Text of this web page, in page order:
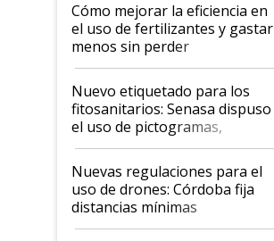
Cómo mejorar la eficiencia en
el uso de fertilizantes y gastar
menos sin perder
productividad en la campaña
fina
Nuevo etiquetado para los
fitosanitarios: Senasa dispuso
el uso de pictogramas,
palabras de advertencia e
indicaciones
Nuevas regulaciones para el
uso de drones: Córdoba fija
distancias mínimas